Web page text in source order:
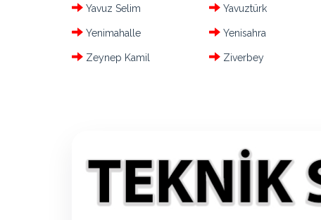
Yavuz Selim Yavuztürk
Yenimahalle Yenisahra
Zeynep Kamil Ziverbey